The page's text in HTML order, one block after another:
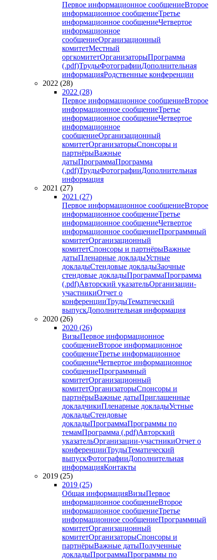
Первое информационное сообщениеВторое
информационное сообщениеТретье
информационное сообщениеЧетвертое
информационное
сообщениеОрганизационный
комитетМестный
оргкомитетОрганизаторыПрограмма
(.pdf)ТрудыФотографииДополнительная
информацияРодственные конференции
2022 (28)
2022 (28)
Первое информационное сообщениеВторое
информационное сообщениеТретье
информационное сообщениеЧетвертое
информационное
сообщениеОрганизационный
комитетОрганизаторыСпонсоры и
партнёрыВажные
датыПрограммаПрограмма
(.pdf)ТрудыФотографииДополнительная
информация
2021 (27)
2021 (27)
Первое информационное сообщениеВторое
информационное сообщениеТретье
информационное сообщениеЧетвертое
информационное сообщениеПрограммный
комитетОрганизационный
комитетСпонсоры и партнёрыВажные
датыПленарные докладыУстные
докладыСтендовые докладыЗаочные
стендовые докладыПрограммаПрограмма
(.pdf)Авторский указательОрганизации-
участникиОтчет о
конференцииТрудыТематический
выпускДополнительная информация
2020 (26)
2020 (26)
ВизыПервое информационное
сообщениеВторое информационное
сообщениеТретье информационное
сообщениеЧетвертое информационное
сообщениеПрограммный
комитетОрганизационный
комитетОрганизаторыСпонсоры и
партнёрыВажные датыПриглашенные
докладчикиПленарные докладыУстные
докладыСтендовые
докладыПрограммаПрограммы по
темамПрограмма (.pdf)Авторский
указательОрганизации-участникиОтчет о
конференцииТрудыТематический
выпускФотографииДополнительная
информацияКонтакты
2019 (25)
2019 (25)
Общая информацияВизыПервое
информационное сообщениеВторое
информационное сообщениеТретье
информационное сообщениеПрограммный
комитетОрганизационный
комитетОрганизаторыСпонсоры и
партнёрыВажные датыПолученные
докладыПрограммаПрограммы по